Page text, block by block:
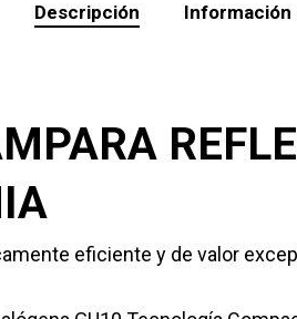
Descripción Información
eficiente y de valor